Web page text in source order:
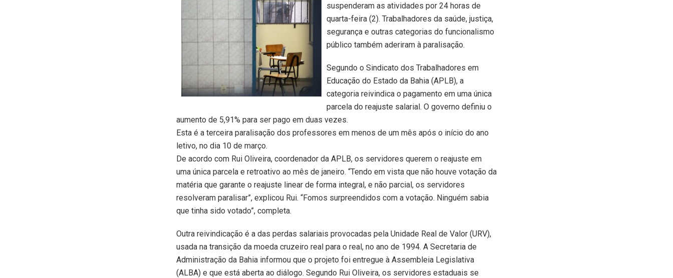
suspenderam as atividades por 24 horas de
quarta-feira (2). Trabalhadores da saúde, justiça,
segurança e outras categorias do funcionalismo
público também aderiram à paralisação.
Segundo o Sindicato dos Trabalhadores em
Educação do Estado da Bahia (APLB), a
categoria reivindica o pagamento em uma única
parcela do reajuste salarial. O governo definiu o
aumento de 5,91% para ser pago em duas vezes.
Esta é a terceira paralisação dos professores em menos de um mês após o início do ano
letivo, no dia 10 de março.
De acordo com Rui Oliveira, coordenador da APLB, os servidores querem o reajuste em
uma única parcela e retroativo ao mês de janeiro. “Tendo em vista que não houve votação da
matéria que garante o reajuste linear de forma integral, e não parcial, os servidores
resolveram paralisar”, explicou Rui. “Fomos surpreendidos com a votação. Ninguém sabia
que tinha sido votado”, completa.
Outra reivindicação é a das perdas salariais provocadas pela Unidade Real de Valor (URV),
usada na transição da moeda cruzeiro real para o real, no ano de 1994. A Secretaria de
Administração da Bahia informou que o projeto foi entregue à Assembleia Legislativa
(ALBA) e que está aberta ao diálogo. Segundo Rui Oliveira, os servidores estaduais se